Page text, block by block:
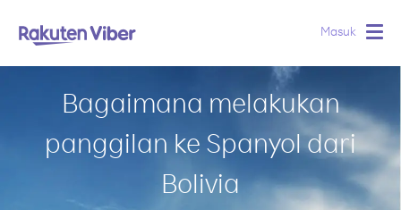
Masuk
Bagaimana melakukan
panggilan ke Spanyol dari
Bolivia